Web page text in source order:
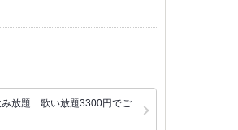
み放題 歌い放題3300円でご